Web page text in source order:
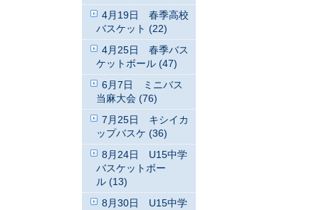
4月19日 春季高校
バスケット (22)
4月25日 春季バス
ケットボール (47)
6月7日 ミニバス
当麻大会 (76)
7月25日 キシイカ
ップバスケ (36)
8月24日 U15中学
バスケットボー
ル (13)
8月30日 U15中学